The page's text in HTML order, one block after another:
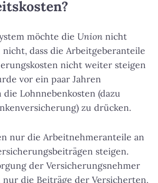
möchte die Union nicht
nicht, dass die Arbeitgeberanteile
nicht weiter steigen
vor ein paar Jahren
Lohnnebenkosten (dazu
zu drücken.
nur die Arbeitnehmeranteile an
steigen.
der Versicherungsnehmer
die Beiträge der Versicherten,